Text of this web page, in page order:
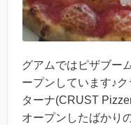
グアムではピザブー
ープンしています♪
ターナ(CRUST
オープンしたばかり